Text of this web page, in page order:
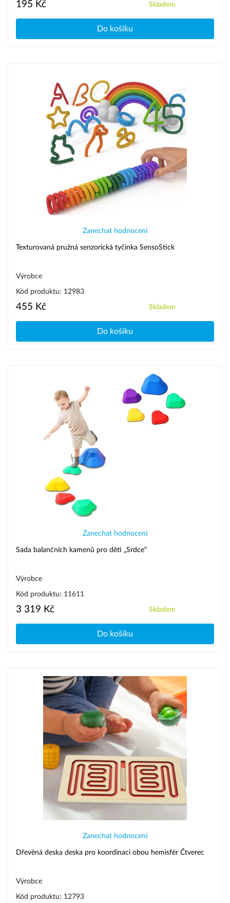
195 Kč Skladem
Do košíku
Zanechat hodnocení
Texturovaná pružná senzorická tyčinka SensoStick
Výrobce
Kód produktu: 12983
455 Kč Skladem
Do košíku
Zanechat hodnocení
Sada balančních kamenů pro děti „Srdce“
Výrobce
Kód produktu: 11611
3 319 Kč Skladem
Do košíku
Zanechat hodnocení
Dřevěná deska deska pro koordinaci obou hemisfér Čtverec
Výrobce
Kód produktu: 12793